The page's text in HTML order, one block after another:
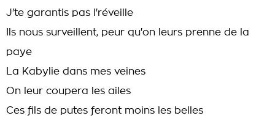
J'te garantis pas l'réveille
Ils nous surveillent, peur qu'on leurs prenne de la
paye
La Kabylie dans mes veines
On leur coupera les ailes
Ces fils de putes feront moins les belles